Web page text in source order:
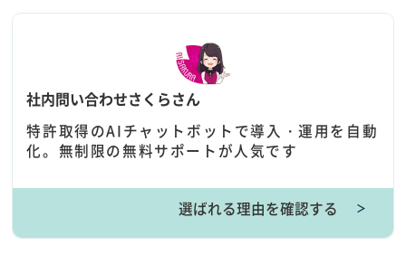
社内問い合わせさくらさん
特許取得のAIチャットボットで導入・運用を自動
化。無制限の無料サポートが人気です
選ばれる理由を確認する ＞